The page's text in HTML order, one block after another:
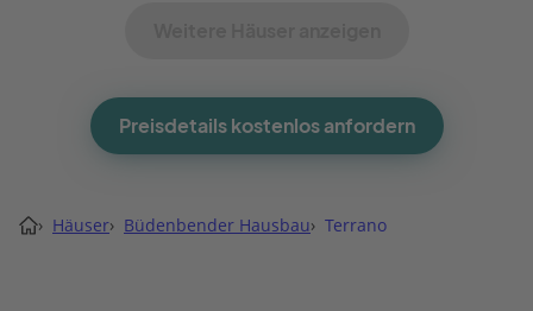
Preisdetails kostenlos anfordern
› Häuser› Büdenbender Hausbau› Terrano